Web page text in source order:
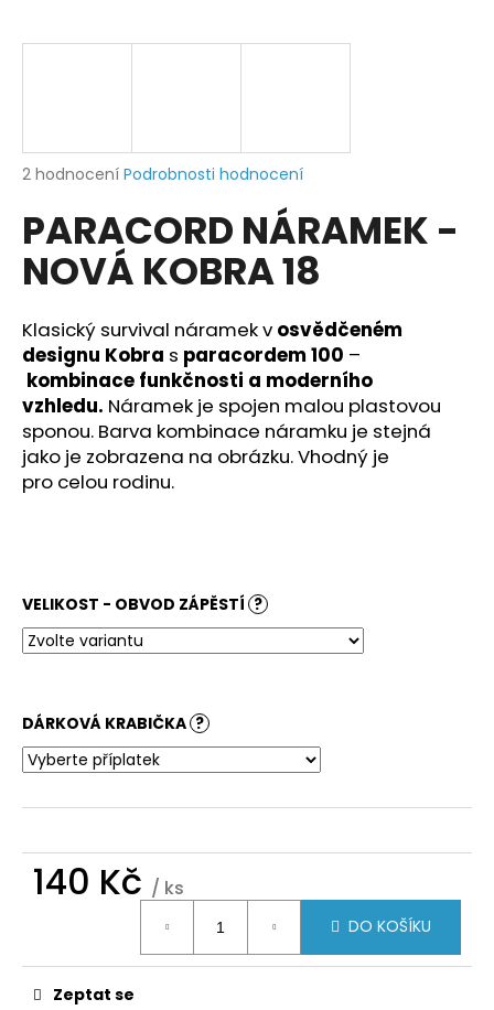
Průměrné
produktu
je
5,0
hvězdiček.
2 hodnocení Podrobnosti hodnocení
PARACORD NÁRAMEK -
NOVÁ KOBRA 18
Klasický survival náramek v osvědčeném
designu Kobra s paracordem 100 –
kombinace funkčnosti a moderního
vzhledu. Náramek je spojen malou plastovou
sponou. Barva kombinace náramku je stejná
jako je zobrazena na obrázku. Vhodný je
pro celou rodinu.
VELIKOST - OBVOD ZÁPĚSTÍ ?
DÁRKOVÁ KRABIČKA ?
140 Kč / ks
DO KOŠÍKU
Zeptat se
j
?
HLEDAT
D
o
p
o
r
u
č
m
e